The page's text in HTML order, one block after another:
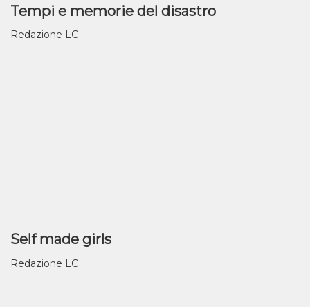
Tempi e memorie del disastro
Redazione LC
Self made girls
Redazione LC